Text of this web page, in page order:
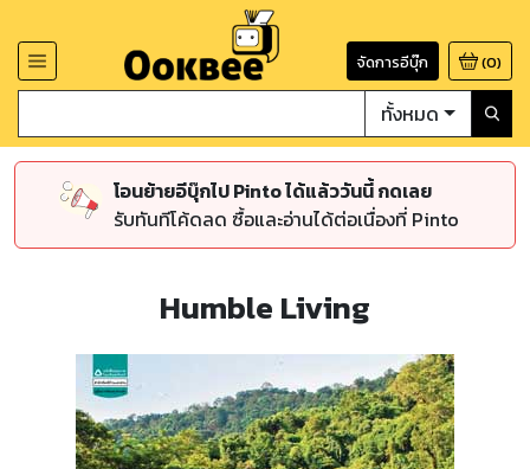
จัดการอีบุ๊ก (0)
ทั้งหมด
โอนย้ายอีบุ๊กไป Pinto ได้แล้ววันนี้ กดเลย
รับทันทีโค้ดลด ซื้อและอ่านได้ต่อเนื่องที่ Pinto
Humble Living